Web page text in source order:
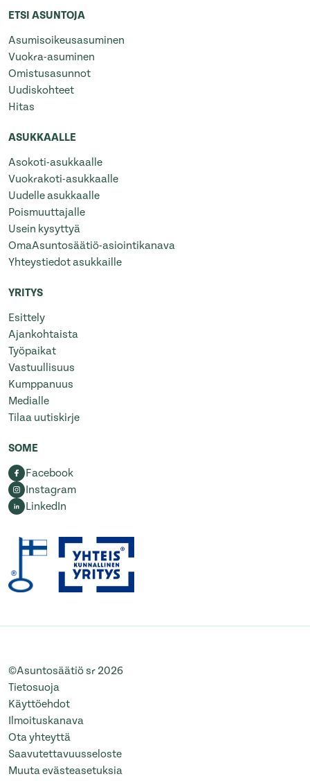
ETSI ASUNTOJA
Asumisoikeusasuminen
Vuokra-asuminen
Omistusasunnot
Uudiskohteet
Hitas
ASUKKAALLE
Asokoti-asukkaalle
Vuokrakoti-asukkaalle
Uudelle asukkaalle
Poismuuttajalle
Usein kysyttyä
OmaAsuntosäätiö-asiointikanava
Yhteystiedot asukkaille
YRITYS
Esittely
Ajankohtaista
Työpaikat
Vastuullisuus
Kumppanuus
Medialle
Tilaa uutiskirje
SOME
Facebook
Instagram
LinkedIn
©Asuntosäätiö sr 2026
Tietosuoja
Käyttöehdot
Ilmoituskanava
Ota yhteyttä
Saavutettavuusseloste
Muuta evästeasetuksia